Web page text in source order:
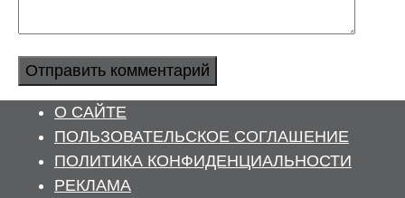
О САЙТЕ
ПОЛЬЗОВАТЕЛЬСКОЕ СОГЛАШЕНИЕ
ПОЛИТИКА КОНФИДЕНЦИАЛЬНОСТИ
РЕКЛАМА